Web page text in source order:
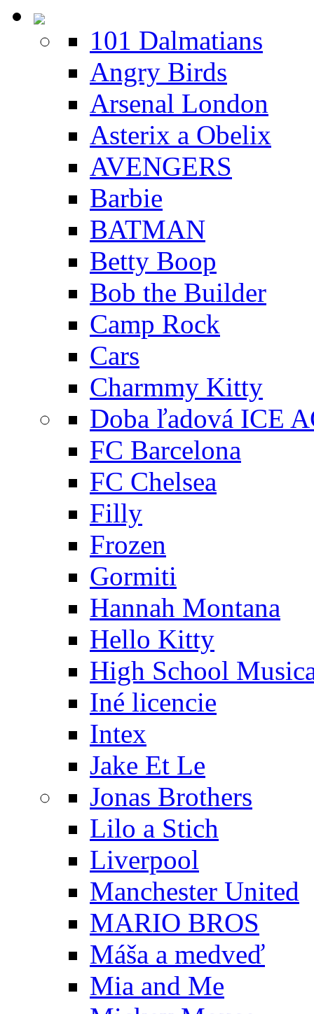
101 Dalmatians
Angry Birds
Arsenal London
Asterix a Obelix
AVENGERS
Barbie
BATMAN
Betty Boop
Bob the Builder
Camp Rock
Cars
Charmmy Kitty
Doba ľadová ICE
FC Barcelona
FC Chelsea
Filly
Frozen
Gormiti
Hannah Montana
Hello Kitty
High School
Iné licencie
Intex
Jake Et Le
Jonas Brothers
Lilo a Stich
Liverpool
Manchester United
MARIO BROS
Máša a medveď
Mia and Me